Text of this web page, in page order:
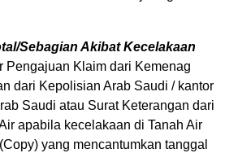
Sebagian Akibat Kecelakaan
Pengajuan Klaim dari Kemenag
dari Kepolisian Arab Saudi / kantor
Saudi atau Surat Keterangan dari
apabila kecelakaan di Tanah Air
yang mencantumkan tanggal